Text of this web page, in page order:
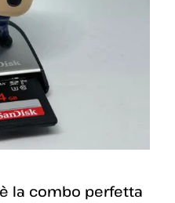
la combo perfetta